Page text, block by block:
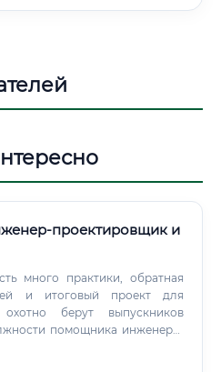
проектировщик и
много практики, обратная
и итоговый проект для
берут выпускников
помощника инженера-
огромное желание учиться